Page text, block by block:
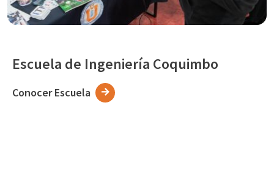
Escuela de Ingeniería Coquimbo
Conocer Escuela